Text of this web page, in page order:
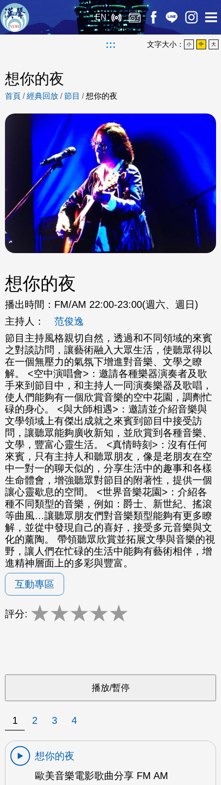
EN
::: 文字大小： 小 中 大
想你的夜
首頁 /經典回放 /節目 /想你的夜
想你的夜
播出時間： FM/AM 22:00-23:00(週六、週日)
主持人：
范俊逸
節目主持風格親切自然，透過和不同領域的來賓
之對談訪問，讓藝術融入大眾生活，使聽眾得以
在一個無壓力的氣氛下增進對音樂、文學之瞭
解。 <空中演唱會>：邀請各種樂器演奏者及歌
手來到節目中，和主持人一同演奏樂器及歌唱，
使人們能夠有一個欣賞音樂的空中花園，調劑忙
碌的身心。 <與大師相遇>：邀請並介紹音樂與
文學領域上有傑出成就之來賓到節目中接受訪
問，讓聽眾能夠廣收新知，並欣賞到各種音樂、
文學，豐富心靈生活。 <真情時刻>：沒有任何
來賓，只有主持人和聽眾朋友，像是老朋友在空
中一對一的聊天似的，分享生活中的趣事和各樣
生命體會，增強聽眾對節目的附著性，提供一個
讓心靈歇息的空間。 <世界音樂花園>：介紹各
種不同類型的音樂，例如：爵士、新世紀、搖滾
等曲風…讓聽眾朋友們對音樂類型能夠有更多瞭
解，並從中發現自己的喜好，接受多元音樂與文
化的薰陶。 帶領聽眾欣賞並拓展文學與音樂的視
野，讓人們在忙碌的生活中能夠有藝術相伴，增
進精神層面上的多彩與豐富。
互動專區
評分: ★★★★★
1 2 3 4
想你的夜
歐美音樂電影歌曲分享 FM AM